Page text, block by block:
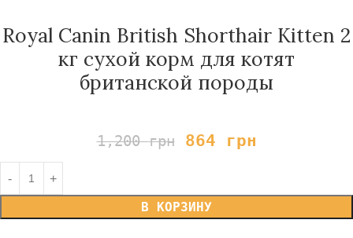
Royal Canin British Shorthair Kitten 2
кг сухой корм для котят
британской породы
1,200грн 864 грн
В КОРЗИНУ